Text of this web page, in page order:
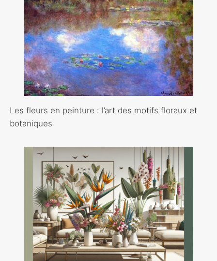
Les fleurs en peinture : l’art des motifs floraux et
botaniques